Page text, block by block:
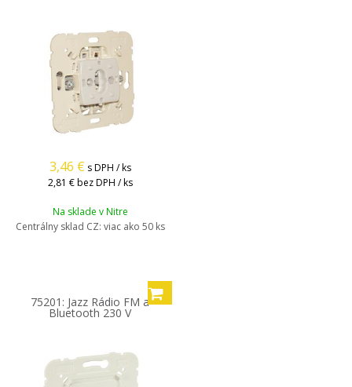
3,46 € s DPH / ks
2,81 € bez DPH / ks
Na sklade v Nitre
Centrálny sklad CZ: viac ako 50 ks
75201: Jazz Rádio FM a
Bluetooth 230 V